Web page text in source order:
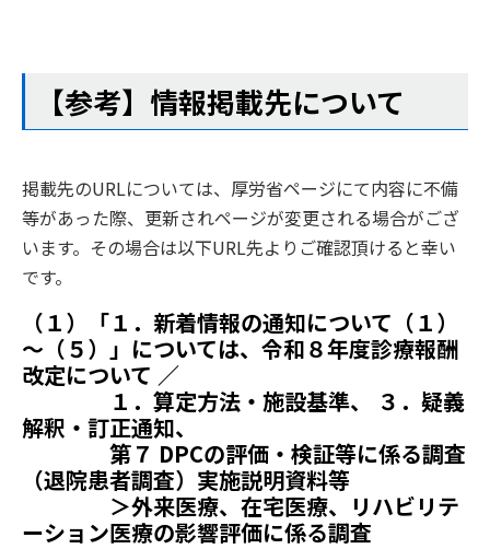
【参考】情報掲載先について
掲載先のURLについては、厚労省ページにて内容に不備
等があった際、更新されページが変更される場合がござ
います。その場合は以下URL先よりご確認頂けると幸い
です。
（１）「１．新着情報の通知について（１）
～（５）」については、令和８年度診療報酬
改定について ／
１．算定方法・施設基準、 ３．疑義
解釈・訂正通知、
第７ DPCの評価・検証等に係る調査
（退院患者調査）実施説明資料等
＞外来医療、在宅医療、リハビリテ
ーション医療の影響評価に係る調査